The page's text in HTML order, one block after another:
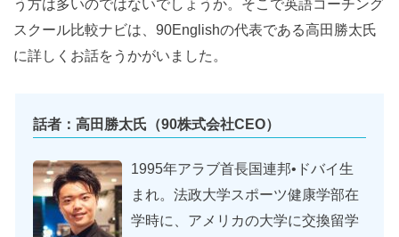
う方は多いのではないでしょうか。そこで英語コーチング
スクール比較ナビは、90Englishの代表である高田勝太氏
に詳しくお話をうかがいました。
話者：高田勝太氏（90株式会社CEO）
1995年アラブ首長国連邦•ドバイ生
まれ。法政大学スポーツ健康学部在
学時に、アメリカの大学に交換留学